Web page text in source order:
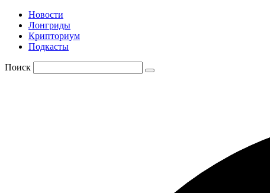
Новости
Лонгриды
Крипториум
Подкасты
Поиск